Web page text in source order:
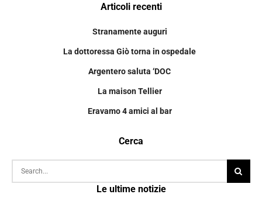
Articoli recenti
Stranamente auguri
La dottoressa Giò torna in ospedale
Argentero saluta ‘DOC
La maison Tellier
Eravamo 4 amici al bar
Cerca
Le ultime notizie